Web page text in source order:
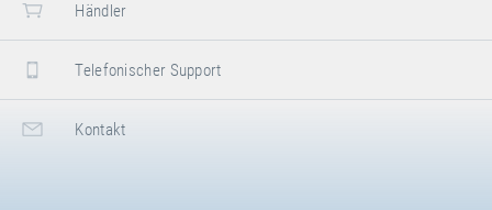
Händler
Telefonischer Support
Kontakt